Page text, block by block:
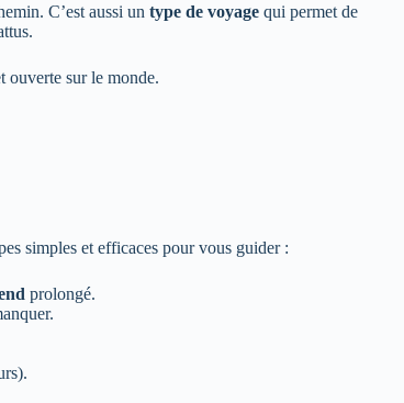
C’est aussi un type de voyage qui permet de
ouverte sur le monde.
simples et efficaces pour vous guider :
prolongé.